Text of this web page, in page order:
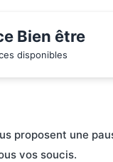
Bien être
disponibles
proposent une
vos soucis.